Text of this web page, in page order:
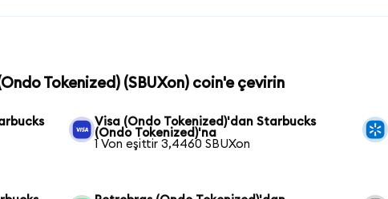
Tokenized) (SBUXon) coin'e çevirin
Visa (Ondo Tokenized)'dan Starbucks
(Ondo Tokenized)'na
1 Von eşittir 3,4460 SBUXon